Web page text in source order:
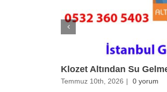
Klozet Altından Su
Temmuz 10th, 2026 | 0 yorum